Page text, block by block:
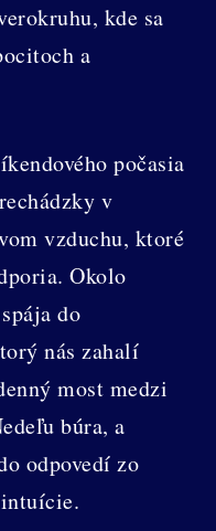
kde sa
a
počasia
v
vzduchu, ktoré
Okolo
do
nás zahalí
most medzi
búra, a
odpovedí zo